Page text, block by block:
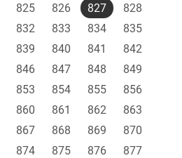
825 826 827
828
832 833 834
835
839 840 841
842
846 847 848
849
853 854 855
856
860 861 862
863
867 868 869
870
874 875 876
877